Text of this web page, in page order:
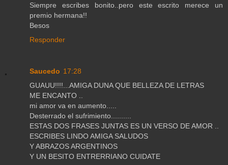
Siempre escribes bonito..pero este escrito merece un
premio hermana!!
Besos
Responder
Saucedo 17:28
GUAUU!!!!...AMIGA DUNA QUE BELLEZA DE LETRAS
ME ENCANTO ..
mi amor va en aumento.....
Desterrado el sufrimiento..........
ESTAS DOS FRASES JUNTAS ES UN VERSO DE AMOR ..
ESCRIBES LINDO AMIGA SALUDOS
Y ABRAZOS ARGENTINOS
Y UN BESITO ENTRERRIANO CUIDATE